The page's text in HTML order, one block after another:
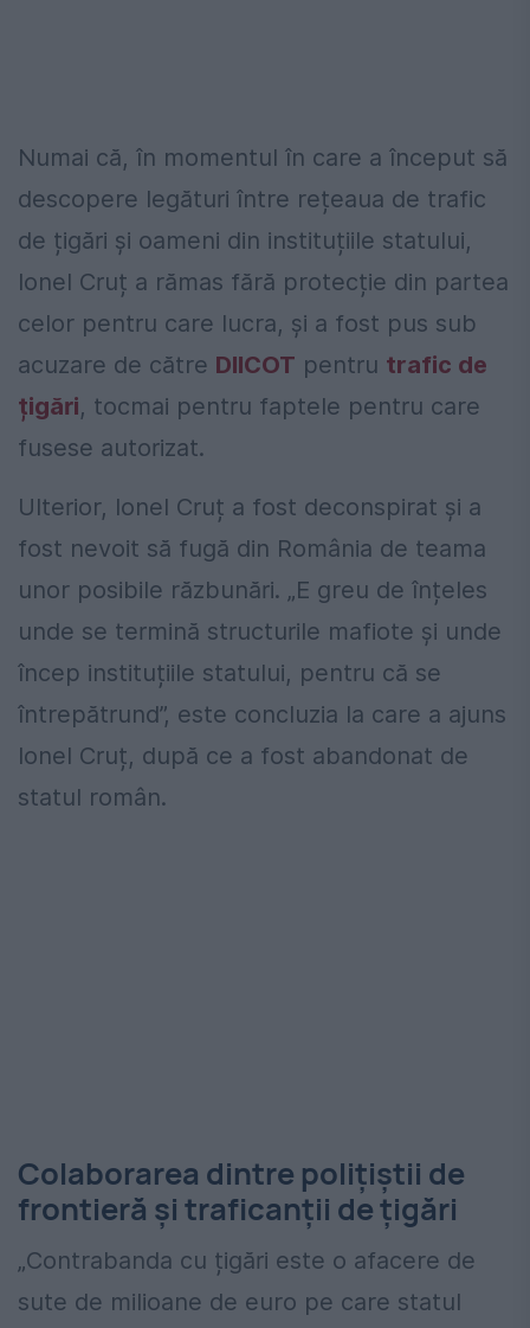
Numai că, în momentul în care a început să
descopere legături între rețeaua de trafic
de țigări și oameni din instituțiile statului,
Ionel Cruț a rămas fără protecție din partea
celor pentru care lucra, și a fost pus sub
acuzare de către DIICOT pentru trafic de
țigări, tocmai pentru faptele pentru care
fusese autorizat.
Ulterior, Ionel Cruț a fost deconspirat și a
fost nevoit să fugă din România de teama
unor posibile răzbunări. „E greu de înțeles
unde se termină structurile mafiote și unde
încep instituțiile statului, pentru că se
întrepătrund”, este concluzia la care a ajuns
Ionel Cruț, după ce a fost abandonat de
statul român.
Colaborarea dintre polițiștii de
frontieră și traficanții de țigări
„Contrabanda cu țigări este o afacere de
sute de milioane de euro pe care statul